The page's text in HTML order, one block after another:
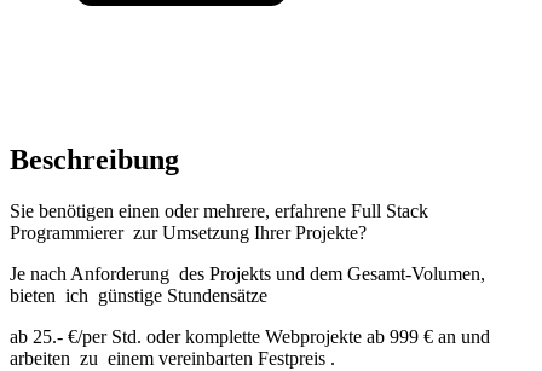
Beschreibung
Sie benötigen einen oder mehrere, erfahrene Full Stack
Programmierer zur Umsetzung Ihrer Projekte?
Je nach Anforderung des Projekts und dem Gesamt-Volumen,
bieten ich günstige Stundensätze
ab 25.- €/per Std. oder komplette Webprojekte ab 999 € an und
arbeiten zu einem vereinbarten Festpreis .